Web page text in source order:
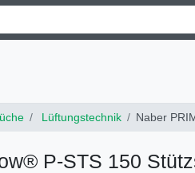
Lüftungstechnik Naber
P-STS 150